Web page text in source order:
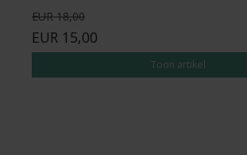
EUR 18,00
EUR 15,00
Toon artikel